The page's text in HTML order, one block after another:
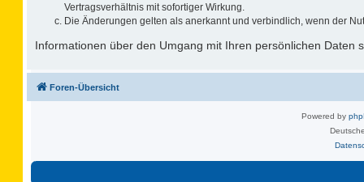
Vertragsverhältnis mit sofortiger Wirkung.
Die Änderungen gelten als anerkannt und verbindlich, wenn der
Informationen über den Umgang mit Ihren persönlichen Daten
Foren-Übersicht
Powered by